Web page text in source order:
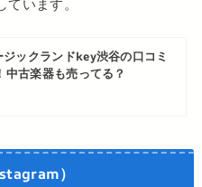
います。
ジックランドkey渋谷の口コミ
中古楽器も売ってる？
）